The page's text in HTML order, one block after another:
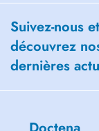
Suivez-nous et
découvrez
dernières